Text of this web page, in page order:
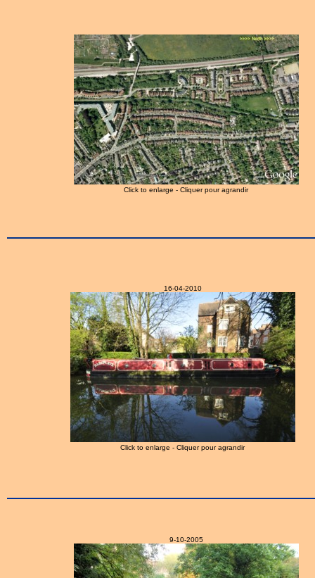
Click to enlarge - Cliquer pour agrandir
16-04-2010
Click to enlarge - Cliquer pour agrandir
9-10-2005